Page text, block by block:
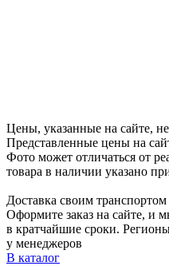
Цены, указанные на сайте,
Представленные цены на
Фото может отличаться от
товара в наличии указано
Доставка своим транспортом
Оформите заказ на сайте, и
в кратчайшие сроки.
у менеджеров
В каталог